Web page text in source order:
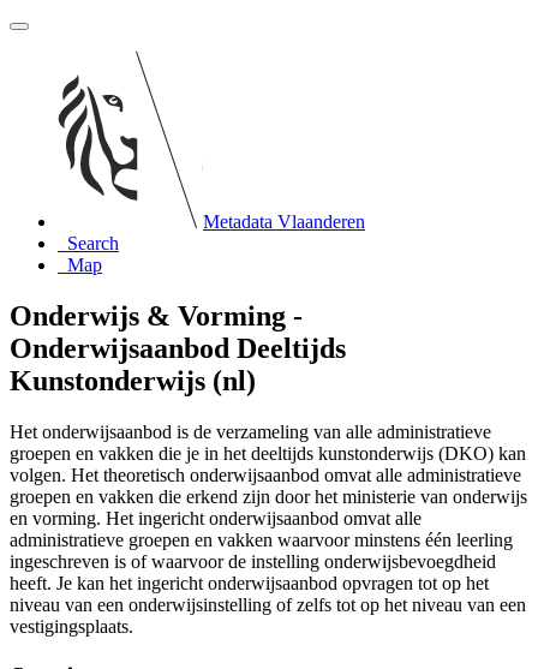
Metadata Vlaanderen
Search
Map
Onderwijs & Vorming -
Onderwijsaanbod Deeltijds
Kunstonderwijs (nl)
Het onderwijsaanbod is de verzameling van alle administratieve
groepen en vakken die je in het deeltijds kunstonderwijs (DKO) kan
volgen. Het theoretisch onderwijsaanbod omvat alle administratieve
groepen en vakken die erkend zijn door het ministerie van onderwijs
en vorming. Het ingericht onderwijsaanbod omvat alle
administratieve groepen en vakken waarvoor minstens één leerling
ingeschreven is of waarvoor de instelling onderwijsbevoegdheid
heeft. Je kan het ingericht onderwijsaanbod opvragen tot op het
niveau van een onderwijsinstelling of zelfs tot op het niveau van een
vestigingsplaats.